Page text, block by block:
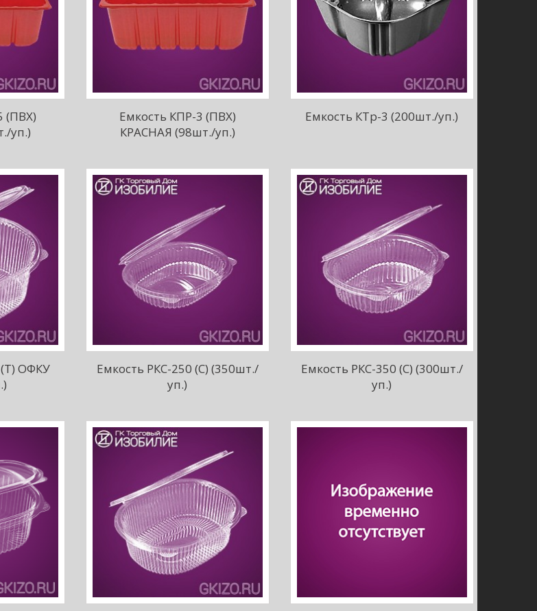
(ПВХ)
уп.)
Емкость КПР-3 (ПВХ)
КРАСНАЯ (98шт./уп.)
Емкость КТр-3 (200шт./уп.)
(Т) ОФКУ
Емкость РКС-250 (С) (350шт./
уп.)
Емкость РКС-350 (С) (300шт./
уп.)